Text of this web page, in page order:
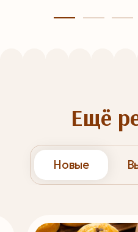
Ещё
Новые